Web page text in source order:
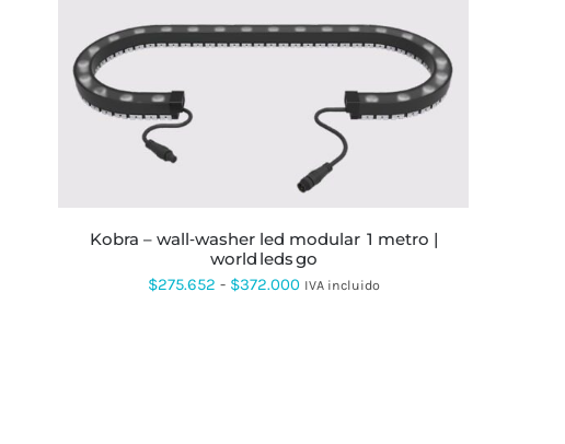
PRODUCTO
VARIANTES.
OPCIONES
PUEDEN
ELEGIR
EN
kobra – wall‑washer led modular 1 metro |
world leds go
$275.652 - $372.000Rango
IVA incluido